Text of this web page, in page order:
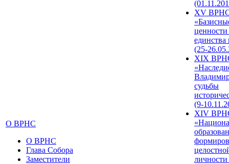
О ВРНС
О ВРНС
Глава Собора
Заместители
XV
единства
(25-
XIX
судьбы
(9-
XIV